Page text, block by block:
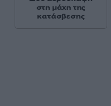
στη μάχη της
κατάσβεσης